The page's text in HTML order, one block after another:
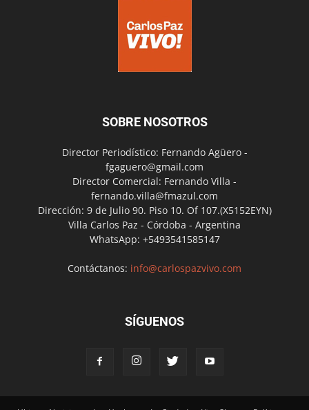
SOBRE NOSOTROS
Director Periodístico: Fernando Agüero -
fgaguero@gmail.com
Director Comercial: Fernando Villa -
fernando.villa@fmazul.com
Dirección: 9 de Julio 90. Piso 10. Of 107.(X5152EYN)
Villa Carlos Paz - Córdoba - Argentina
WhatsApp: +5493541585147
Contáctanos: info@carlospazvivo.com
SÍGUENOS